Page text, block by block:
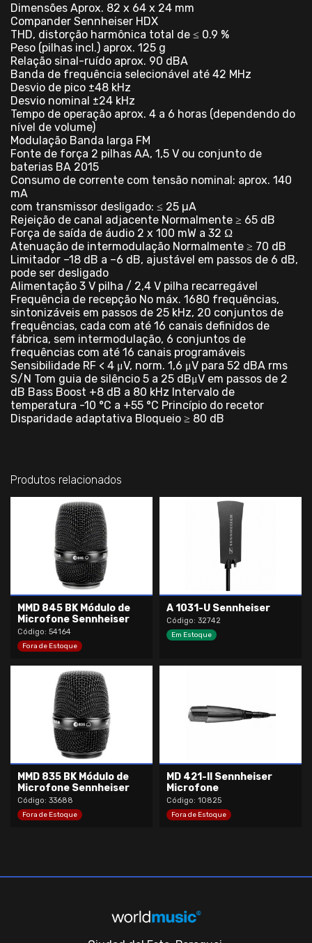
Dimensões Aprox. 82 x 64 x 24 mm
Compander Sennheiser HDX
THD, distorção harmônica total de ≤ 0.9 %
Peso (pilhas incl.) aprox. 125 g
Relação sinal-ruído aprox. 90 dBA
Banda de frequência selecionável até 42 MHz
Desvio de pico ±48 kHz
Desvio nominal ±24 kHz
Tempo de operação aprox. 4 a 6 horas (dependendo do
nível de volume)
Modulação Banda larga FM
Fonte de força 2 pilhas AA, 1,5 V ou conjunto de
baterias BA 2015
Consumo de corrente com tensão nominal: aprox. 140
mA
com transmissor desligado: ≤ 25 µA
Rejeição de canal adjacente Normalmente ≥ 65 dB
Força de saída de áudio 2 x 100 mW a 32 Ω
Atenuação de intermodulação Normalmente ≥ 70 dB
Limitador –18 dB a –6 dB, ajustável em passos de 6 dB,
pode ser desligado
Alimentação 3 V pilha / 2,4 V pilha recarregável
Frequência de recepção No máx. 1680 frequências,
sintonizáveis em passos de 25 kHz, 20 conjuntos de
frequências, cada com até 16 canais definidos de
fábrica, sem intermodulação, 6 conjuntos de
frequências com até 16 canais programáveis
Sensibilidade RF < 4 μV, norm. 1,6 μV para 52 dBA rms
S/N Tom guia de silêncio 5 a 25 dBμV em passos de 2
dB Bass Boost +8 dB a 80 kHz Intervalo de
temperatura -10 °C a +55 °C Princípio do recetor
Disparidade adaptativa Bloqueio ≥ 80 dB
Produtos relacionados
MMD 845 BK Módulo de
Microfone Sennheiser
Código: 54164
Fora de Estoque
A 1031-U Sennheiser
Código: 32742
Em Estoque
MMD 835 BK Módulo de
Microfone Sennheiser
Código: 33688
Fora de Estoque
MD 421-II Sennheiser
Microfone
Código: 10825
Fora de Estoque